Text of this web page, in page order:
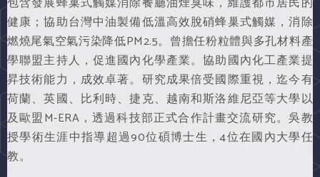
健康；協助台灣中油製備低溫高效脫硝蜂巢式觸媒，消除
燃燒尾氣空氣污染降低PM2.5。曾擔任粉粒體與多孔材料產
學聯盟主持人，促進國內化學產業。協助國內化工產業提
昇技術能力，成效卓著。研究成果倍受國際重視，迄今有
荷蘭、英國、比利時、捷克、越南和斯洛維尼亞等大學以
及歐盟M-ERA，透過科技部正式合作計畫交流研究。吳教
授學術生涯中指導超過90位碩博士生，4位在國內大學任
教。